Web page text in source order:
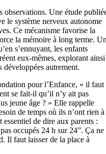
observations. Une étude
le système nerveux autonome
Ce mécanisme favorise la
la mémoire à long terme.
s’ennuyant, les enfants
eux-mêmes, explorant ainsi
développées autrement.
pour l’Enfance, « il faut
se fait-il qu’il n’y ait pas
jeune âge ? » Elle rappelle
de temps où ils n’ont rien à
de dire aux parents :
occupés 24 h sur 24”. Ça ne
Il faut laisser de la place à